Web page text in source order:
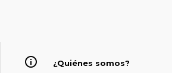
¿Quiénes somos?